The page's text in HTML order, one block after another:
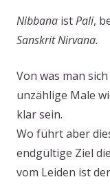
Nibbana istPali,
SanskritNirvana.
Von was man
unzählige Male
klar sein.
Wo führt aber
endgültige Ziel
vom Leiden ist